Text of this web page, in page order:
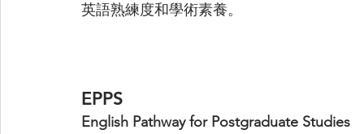
英語熟練度和學術素養。
EPPS
English Pathway for Postgraduate Studies